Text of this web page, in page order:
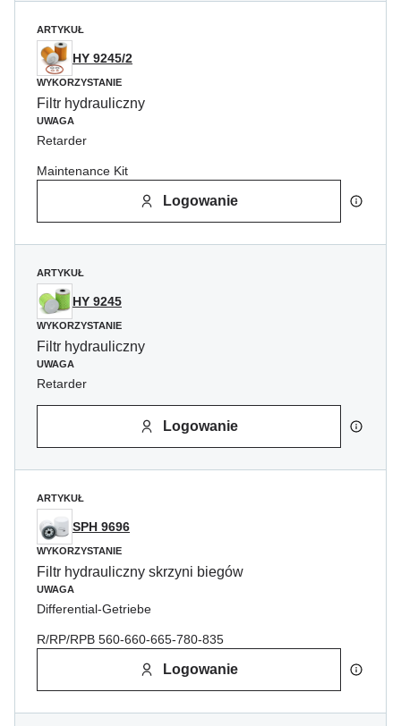
ARTYKUŁ
HY 9245/2
WYKORZYSTANIE
Filtr hydrauliczny
UWAGA
Retarder
Maintenance Kit
Logowanie
ARTYKUŁ
HY 9245
WYKORZYSTANIE
Filtr hydrauliczny
UWAGA
Retarder
Logowanie
ARTYKUŁ
SPH 9696
WYKORZYSTANIE
Filtr hydrauliczny skrzyni biegów
UWAGA
Differential-Getriebe
R/RP/RPB 560-660-665-780-835
Logowanie